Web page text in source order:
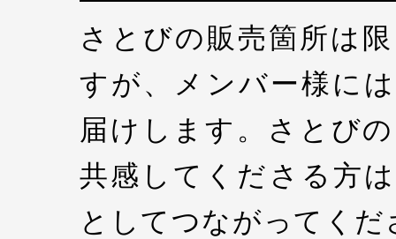
さとびの販売箇所は
すが、メンバー様に
届けします。さとび
共感してくださる方
としてつながってくだ